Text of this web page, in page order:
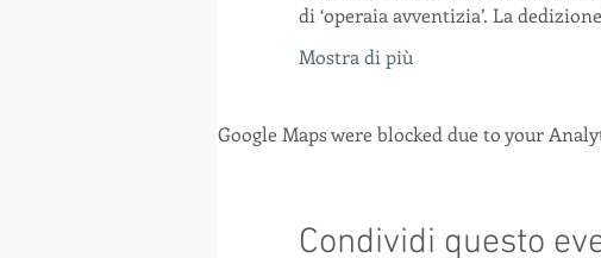
di ‘operaia avventizia’. La
Mostra di più
Google Maps were blocked due to your
Condividi questo